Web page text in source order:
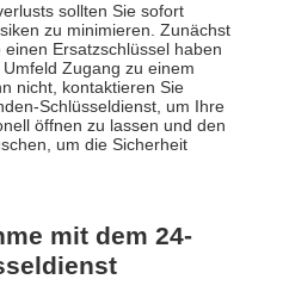
sollten Sie sofort
zu minimieren. Zunächst
Ersatzschlüssel haben
Zugang zu einem
nicht, kontaktieren Sie
Schlüsseldienst, um Ihre
öffnen zu lassen und den
um die Sicherheit
mit dem 24-